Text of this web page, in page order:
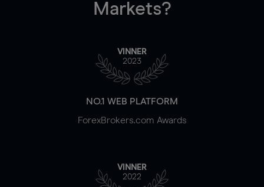
Markets?
VINNER
2023
NO.1 WEB PLATFORM
ForexBrokers.com Awards
VINNER
2022